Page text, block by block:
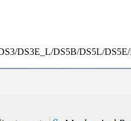
DS3E_L/DS5B/DS5L/